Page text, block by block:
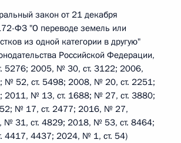
закон от 21 декабря
ФЗ "О переводе земель или
из одной категории в другую"
Российской Федерации,
5276; 2005, № 30, ст. 3122; 2006,
№ 52, ст. 5498; 2008, № 20, ст. 2251;
2011, № 13, ст. 1688; № 27, ст. 3880;
№ 17, ст. 2477; 2016, № 27,
№ 31, ст. 4829; 2018, № 53, ст. 8464;
4417, 4437; 2024, № 1, ст. 54)